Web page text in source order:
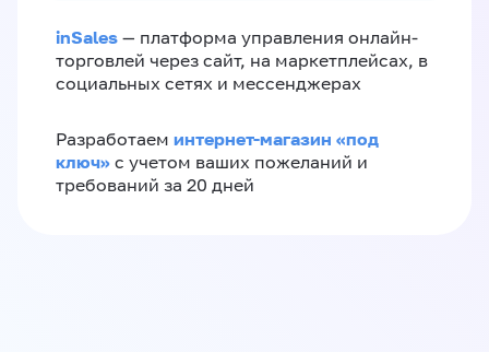
inSales — платформа управления онлайн-
торговлей через сайт, на маркетплейсах, в
социальных сетях и мессенджерах
Разработаем интернет-магазин «‎под
ключ»‎ с учетом ваших пожеланий и
требований за 20 дней